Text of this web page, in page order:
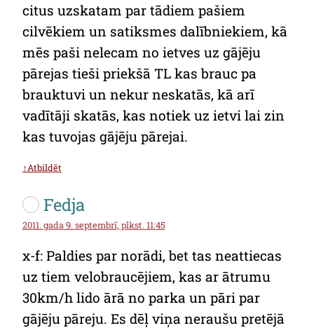
citus uzskatam par tādiem pašiem
cilvēkiem un satiksmes dalībniekiem, kā
mēs paši nelecam no ietves uz gājēju
pārejas tieši priekšā TL kas brauc pa
brauktuvi un nekur neskatās, kā arī
vadītāji skatās, kas notiek uz ietvi lai zin
kas tuvojas gājēju pārejai.
↑Atbildēt
Fedja
2011. gada 9. septembrī, plkst. 11:45
x-f: Paldies par norādi, bet tas neattiecas
uz tiem velobraucējiem, kas ar ātrumu
30km/h lido ārā no parka un pāri par
gājēju pāreju. Es dēļ viņa neraušu pretējā